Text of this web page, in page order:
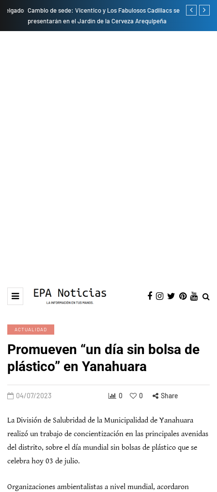
Cambio de sede: Vicentico y Los Fabulosos Cadillacs se
presentarán en el Jardín de la Cerveza Arequipeña
Empresas
ACTUALIDAD
Promueven “un día sin bolsa de
plástico” en Yanahuara
04/07/2023 0 0 Share
La División de Salubridad de la Municipalidad de Yanahuara
realizó un trabajo de concientización en las principales avenidas
del distrito, sobre el día mundial sin bolsas de plástico que se
celebra hoy 03 de julio.
Organizaciones ambientalistas a nivel mundial, acordaron